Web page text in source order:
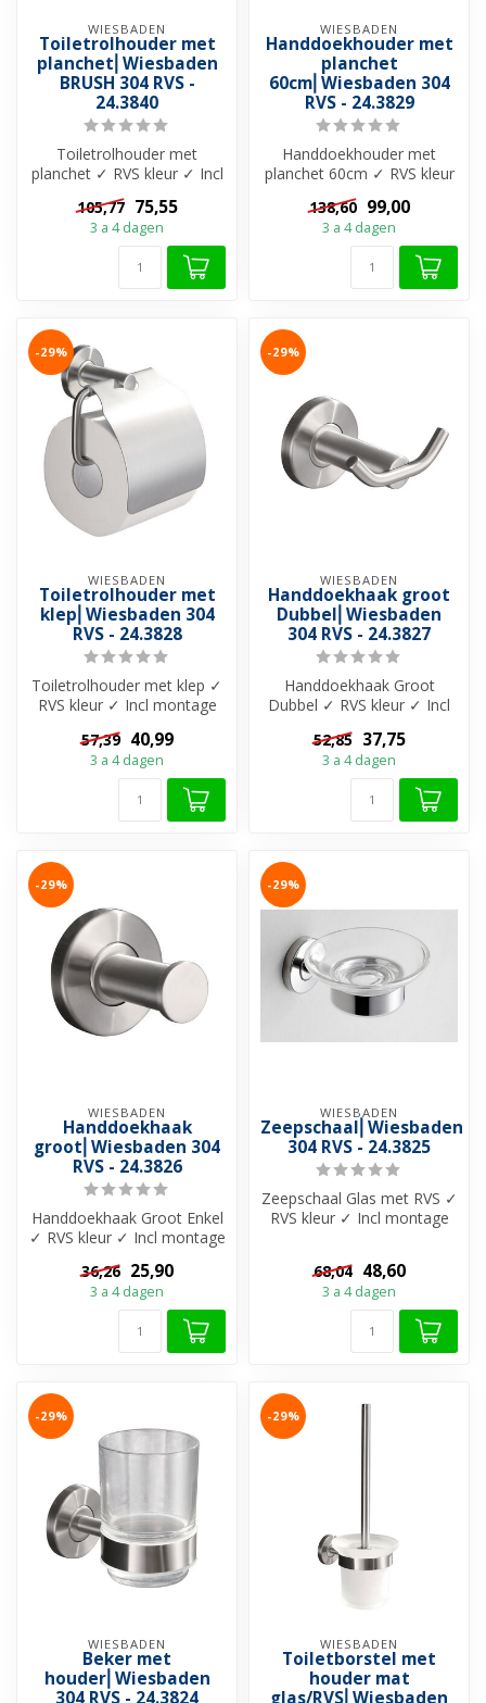
WIESBADEN
Toiletrolhouder met
planchet⎢Wiesbaden
BRUSH 304 RVS -
24.3840
Toiletrolhouder met
planchet ✓ RVS kleur ✓ Incl
montage materiaal ✓
Materiaal 30...
105,77 75,55
3 a 4 dagen
WIESBADEN
Handdoekhouder met
planchet
60cm⎢Wiesbaden 304
RVS - 24.3829
Handdoekhouder met
planchet 60cm ✓ RVS kleur
✓ Incl montage materiaal ✓
Materiaa...
138,60 99,00
3 a 4 dagen
-29%
WIESBADEN
Toiletrolhouder met
klep⎢Wiesbaden 304
RVS - 24.3828
Toiletrolhouder met klep ✓
RVS kleur ✓ Incl montage
ro...
57,39 40,99
3 a 4 dagen
-29%
WIESBADEN
Handdoekhaak groot
Dubbel⎢Wiesbaden
304 RVS - 24.3827
Handdoekhaak Groot
Dubbel ✓ RVS kleur ✓ Incl
Materiaal 304-r...
52,85 37,75
3 a 4 dagen
-29%
WIESBADEN
Handdoekhaak
groot⎢Wiesbaden 304
RVS - 24.3826
Handdoekhaak Groot Enkel
✓ RVS kleur ✓ Incl montage
ro...
36,26 25,90
3 a 4 dagen
-29%
WIESBADEN
Zeepschaal⎢Wiesbaden
304 RVS - 24.3825
Zeepschaal Glas met RVS ✓
RVS kleur ✓ Incl montage
68,04 48,60
3 a 4 dagen
-29%
WIESBADEN
Beker met
houder⎢Wiesbaden
304 RVS - 24.3824
-29%
WIESBADEN
Toiletborstel met
houder mat
glas/RVS⎢Wiesbaden